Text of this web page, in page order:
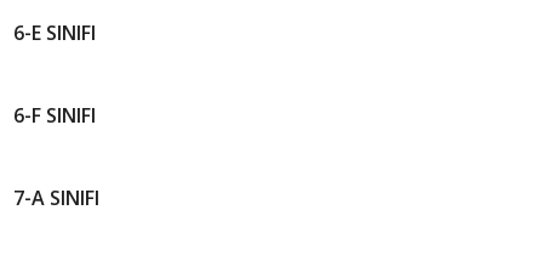
6-E SINIFI
6-F SINIFI
7-A SINIFI